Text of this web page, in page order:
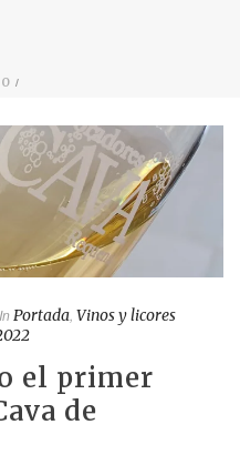
/
In Portada, Vinos y licores
el primer
de